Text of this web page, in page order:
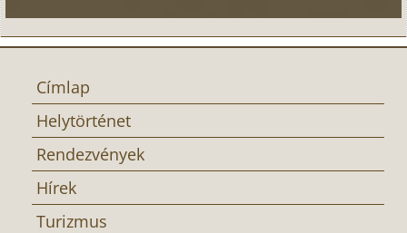
Címlap
Helytörténet
Rendezvények
Hírek
Turizmus